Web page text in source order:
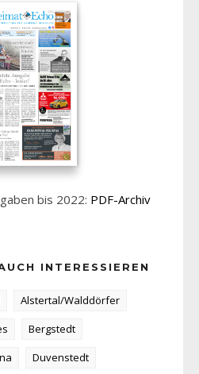
bis 2022: PDF-Archiv
INTERESSIEREN
Alstertal/Walddörfer
Bergstedt
Duvenstedt